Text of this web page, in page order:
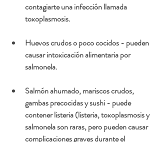
contagiarte una infección llamada
toxoplasmosis.
Huevos crudos o poco cocidos - pueden
causar intoxicación alimentaria por
salmonela.
Salmón ahumado, mariscos crudos,
gambas precocidas y sushi - puede
contener listeria (listeria, toxoplasmosis y
salmonela son raras, pero pueden causar
complicaciones graves durante el